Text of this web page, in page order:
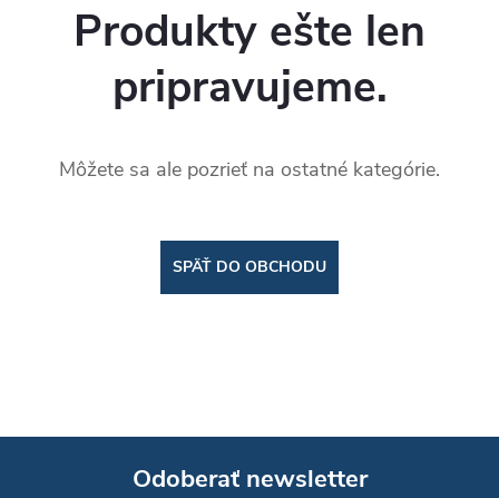
Produkty ešte len
pripravujeme.
Môžete sa ale pozrieť na ostatné kategórie.
SPÄŤ DO OBCHODU
Odoberať newsletter